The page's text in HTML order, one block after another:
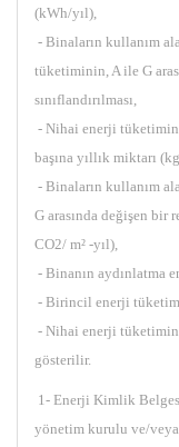
(kWh/yıl),
- Binaların kullanım
tüketiminin, A ile G
sınıflandırılması,
- Nihai enerji
başına yıllık miktarı
- Binaların kullanım
G arasında değişen bir
CO2/ m² -yıl),
- Binanın aydınlatma
- Birincil enerji
- Nihai enerji
gösterilir.
1- Enerji Kimlik
yönetim kurulu ve/